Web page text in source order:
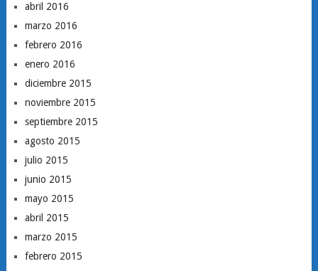
abril 2016
marzo 2016
febrero 2016
enero 2016
diciembre 2015
noviembre 2015
septiembre 2015
agosto 2015
julio 2015
junio 2015
mayo 2015
abril 2015
marzo 2015
febrero 2015